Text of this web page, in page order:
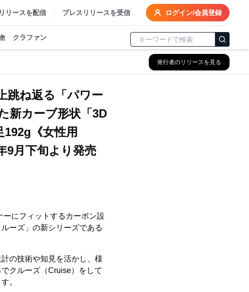
リースを配信 プレスリリースを受信 ログイン/会員登録
クラファン
発行者のリリースを見る
跳ね返る「パワー
新カーブ形状「3D
《女性用
月下旬より発売
にフィットするカーボン設
ーズ」の新シリーズである
の技術や知見を活かし、様
クルーズ（Cruise）をして
。